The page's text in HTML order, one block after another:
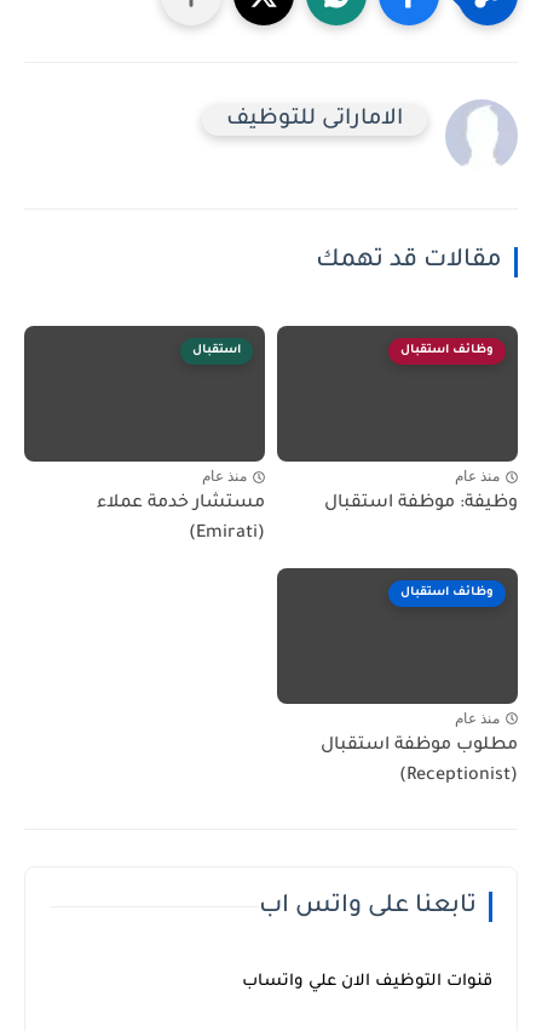
الاماراتى للتوظيف
مقالات قد تهمك
وظائف استقبال
منذ عام
وظيفة: موظفة استقبال
استقبال
منذ عام
مستشار خدمة عملاء
(Emirati)
وظائف استقبال
منذ عام
مطلوب موظفة استقبال
(Receptionist)
تابعنا على واتس اب
قنوات التوظيف الان علي واتساب